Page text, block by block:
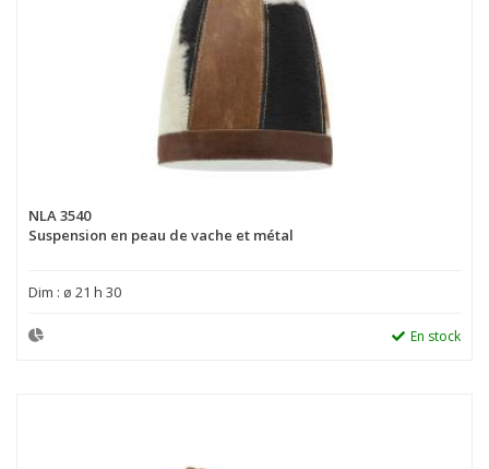
NLA 3540
Suspension en peau de vache et métal
Dim : ø 21 h 30
En stock